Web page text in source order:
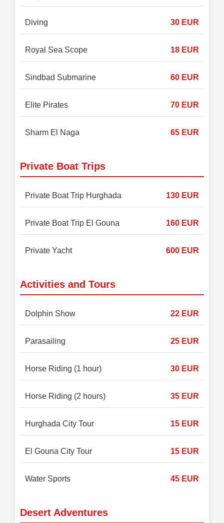
Diving 30 EUR
Royal Sea Scope 18 EUR
Sindbad Submarine 60 EUR
Elite Pirates 70 EUR
Sharm El Naga 65 EUR
Private Boat Trips
Private Boat Trip Hurghada 130 EUR
Private Boat Trip El Gouna 160 EUR
Private Yacht 600 EUR
Activities and Tours
Dolphin Show 22 EUR
Parasailing 25 EUR
Horse Riding (1 hour) 30 EUR
Horse Riding (2 hours) 35 EUR
Hurghada City Tour 15 EUR
El Gouna City Tour 15 EUR
Water Sports 45 EUR
Desert Adventures